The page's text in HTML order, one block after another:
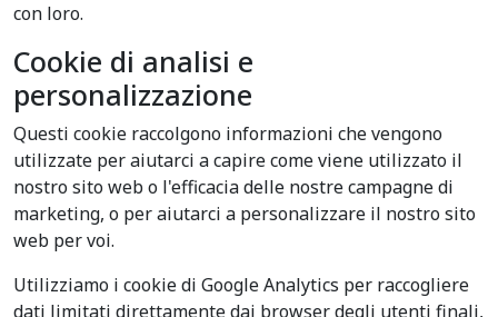
con loro.
Cookie di analisi e
personalizzazione
Questi cookie raccolgono informazioni che vengono
utilizzate per aiutarci a capire come viene utilizzato il
nostro sito web o l'efficacia delle nostre campagne di
marketing, o per aiutarci a personalizzare il nostro sito
web per voi.
Utilizziamo i cookie di Google Analytics per raccogliere
dati limitati direttamente dai browser degli utenti finali,